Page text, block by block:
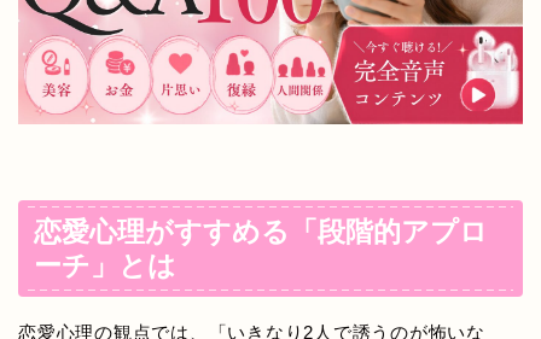
恋愛心理がすすめる「段階的アプロ
ーチ」とは
恋愛心理の観点では、「いきなり2人で誘うのが怖いな